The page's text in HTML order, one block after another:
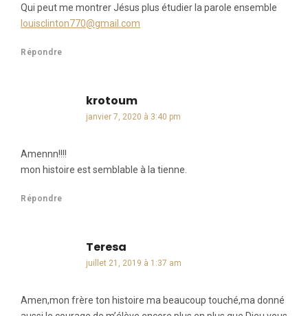
Qui peut me montrer Jésus plus étudier la parole ensemble
louisclinton770@gmail.com
Répondre
krotoumdit :
janvier 7, 2020 à 3:40 pm
Amennn!!!!
mon histoire est semblable à la tienne.
Répondre
Teresa
juillet 21, 2019 à 1:37 am
Amen,mon frère ton histoire ma beaucoup touché,ma donné